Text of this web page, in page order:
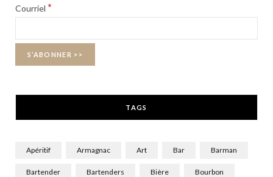
Courriel *
TAGS
Apéritif Armagnac Art Bar Barman
Bartender Bartenders Bière Bourbon